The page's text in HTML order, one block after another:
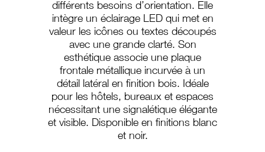
différents besoins d’orientation. Elle
intègre un éclairage LED qui met en
valeur les icônes ou textes découpés
avec une grande clarté. Son
esthétique associe une plaque
frontale métallique incurvée à un
détail latéral en finition bois. Idéale
pour les hôtels, bureaux et espaces
nécessitant une signalétique élégante
et visible. Disponible en finitions blanc
et noir.